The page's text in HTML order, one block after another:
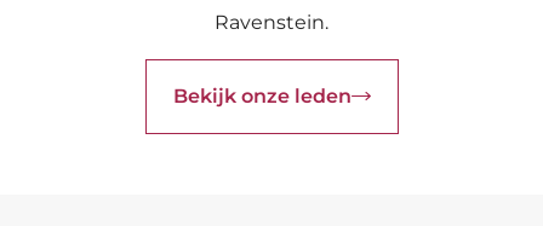
Ravenstein.
Bekijk onze leden